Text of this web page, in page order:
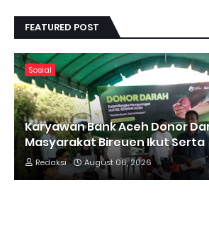
FEATURED POST
Sosial
Karyawan Bank Aceh Donor
Masyarakat Bireuen Ikut Serta
Redaksi August 06, 2026